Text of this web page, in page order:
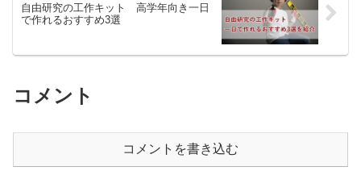
自由研究の工作キット 高学年向き一日
で作れるおすすめ3選
コメント
コメントを書き込む